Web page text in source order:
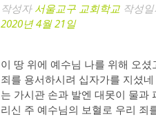
작성자 서울교구 교회학교 작성
2020년 4월 21일
이 땅 위에 예수님 나를 위해 오셨
죄를 용서하시려 십자가를 지셨네
는 가시관 손과 발엔 대못이 물과
리신 주 예수님의 보혈로 우리 죄